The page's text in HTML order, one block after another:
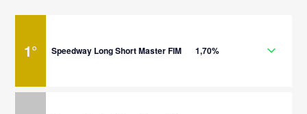
1° Speedway Long Short Master FIM 1,70%